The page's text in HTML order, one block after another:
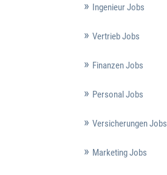
Ingenieur Jobs
Vertrieb Jobs
Finanzen Jobs
Personal Jobs
Versicherungen Jobs
Marketing Jobs